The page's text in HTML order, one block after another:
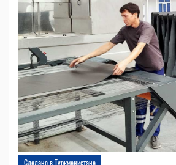
Сделано в Туркменистане